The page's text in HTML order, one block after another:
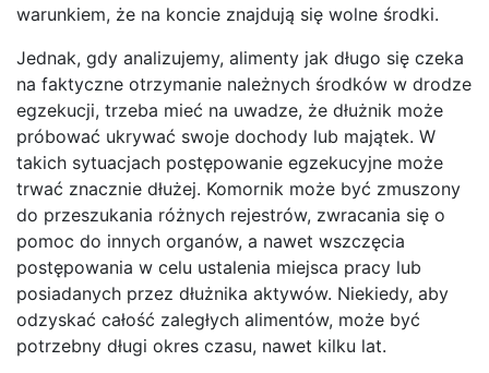
warunkiem, że na koncie znajdują się wolne środki.
Jednak, gdy analizujemy, alimenty jak długo się czeka
na faktyczne otrzymanie należnych środków w drodze
egzekucji, trzeba mieć na uwadze, że dłużnik może
próbować ukrywać swoje dochody lub majątek. W
takich sytuacjach postępowanie egzekucyjne może
trwać znacznie dłużej. Komornik może być zmuszony
do przeszukania różnych rejestrów, zwracania się o
pomoc do innych organów, a nawet wszczęcia
postępowania w celu ustalenia miejsca pracy lub
posiadanych przez dłużnika aktywów. Niekiedy, aby
odzyskać całość zaległych alimentów, może być
potrzebny długi okres czasu, nawet kilku lat.